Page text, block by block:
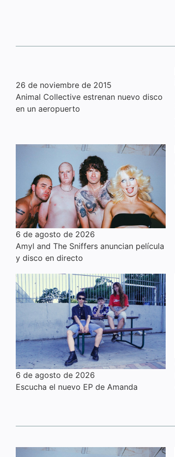
26 de noviembre de 2015
Animal Collective estrenan nuevo disco
en un aeropuerto
6 de agosto de 2026
Amyl and The Sniffers anuncian película
y disco en directo
6 de agosto de 2026
Escucha el nuevo EP de Amanda